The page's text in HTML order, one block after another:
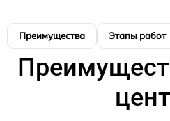
Преимущества Этапы работ